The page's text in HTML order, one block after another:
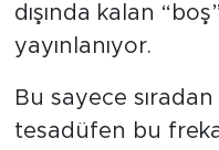
dışında kalan
yayınlanıyor.
Bu sayece
tesadüfen bu